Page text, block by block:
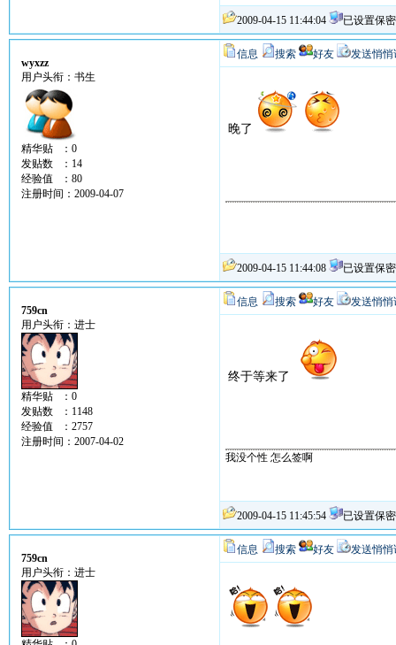
2009-04-15 11:44:04 已设置保密
wyxzz
用户头衔：书生
精华贴 ：0
发贴数 ：14
经验值 ：80
注册时间：2009-04-07
信息 搜索 好友 发送悄悄
晚了
2009-04-15 11:44:08 已设置保密
759cn
用户头衔：进士
精华贴 ：0
发贴数 ：1148
经验值 ：2757
注册时间：2007-04-02
信息 搜索 好友 发送悄悄
终于等来了
我没个性 怎么签啊
2009-04-15 11:45:54 已设置保密
759cn
用户头衔：进士
信息 搜索 好友 发送悄悄